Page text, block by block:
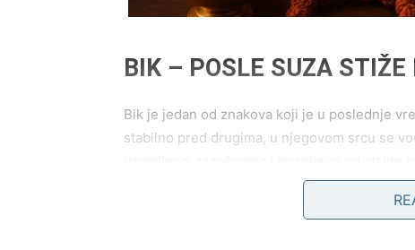
BIK – POSLE SUZA
Bik je jedan od znakova koji je u poslednje
stabilno pred drugima, u njegovom srcu se